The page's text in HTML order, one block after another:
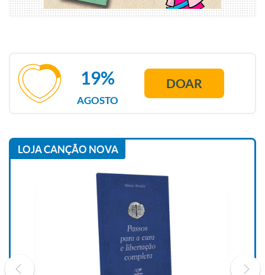
AGOSTO
19% DOAR
LOJA CANÇÃO NOVA